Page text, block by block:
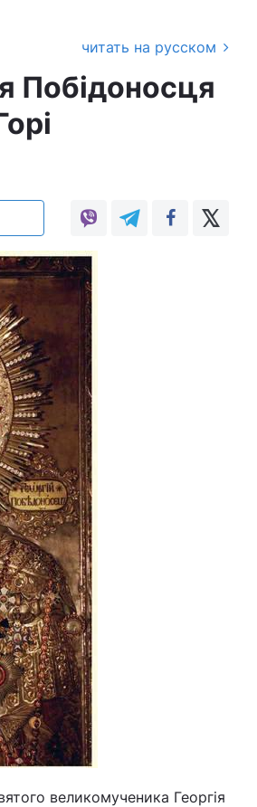
читать на русском
Побідоносця
великомученика Георгія